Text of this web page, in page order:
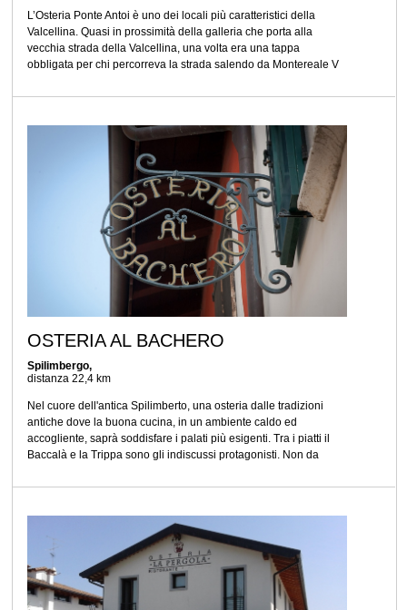
L’Osteria Ponte Antoi è uno dei locali più caratteristici della
Valcellina. Quasi in prossimità della galleria che porta alla
vecchia strada della Valcellina, una volta era una tappa
obbligata per chi percorreva la strada salendo da Montereale V
OSTERIA AL BACHERO
Spilimbergo,
distanza 22,4 km
Nel cuore dell'antica Spilimberto, una osteria dalle tradizioni
antiche dove la buona cucina, in un ambiente caldo ed
accogliente, saprà soddisfare i palati più esigenti. Tra i piatti il
Baccalà e la Trippa sono gli indiscussi protagonisti. Non da